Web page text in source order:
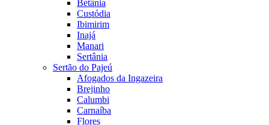
Betânia
Custódia
Ibimirim
Inajá
Manari
Sertânia
Sertão do Pajeú
Afogados da Ingazeira
Brejinho
Calumbi
Carnaíba
Flores